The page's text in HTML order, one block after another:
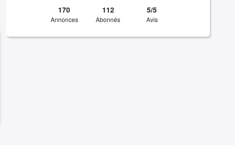
170
Annonces
112
Abonnés
5/5
Avis